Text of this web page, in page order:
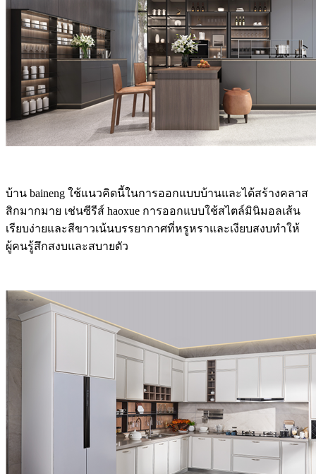
บ้าน baineng ใช้แนวคิดนี้ในการออกแบบบ้านและได้สร้างคลาส
สิกมากมาย เช่นซีรีส์ haoxue การออกแบบใช้สไตล์มินิมอลเส้น
เรียบง่ายและสีขาวเน้นบรรยากาศที่หรูหราและเงียบสงบทำให้
ผู้คนรู้สึกสงบและสบายตัว